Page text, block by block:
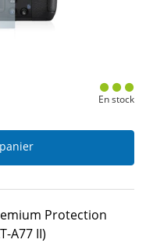
En stock
Protection
A77 II)